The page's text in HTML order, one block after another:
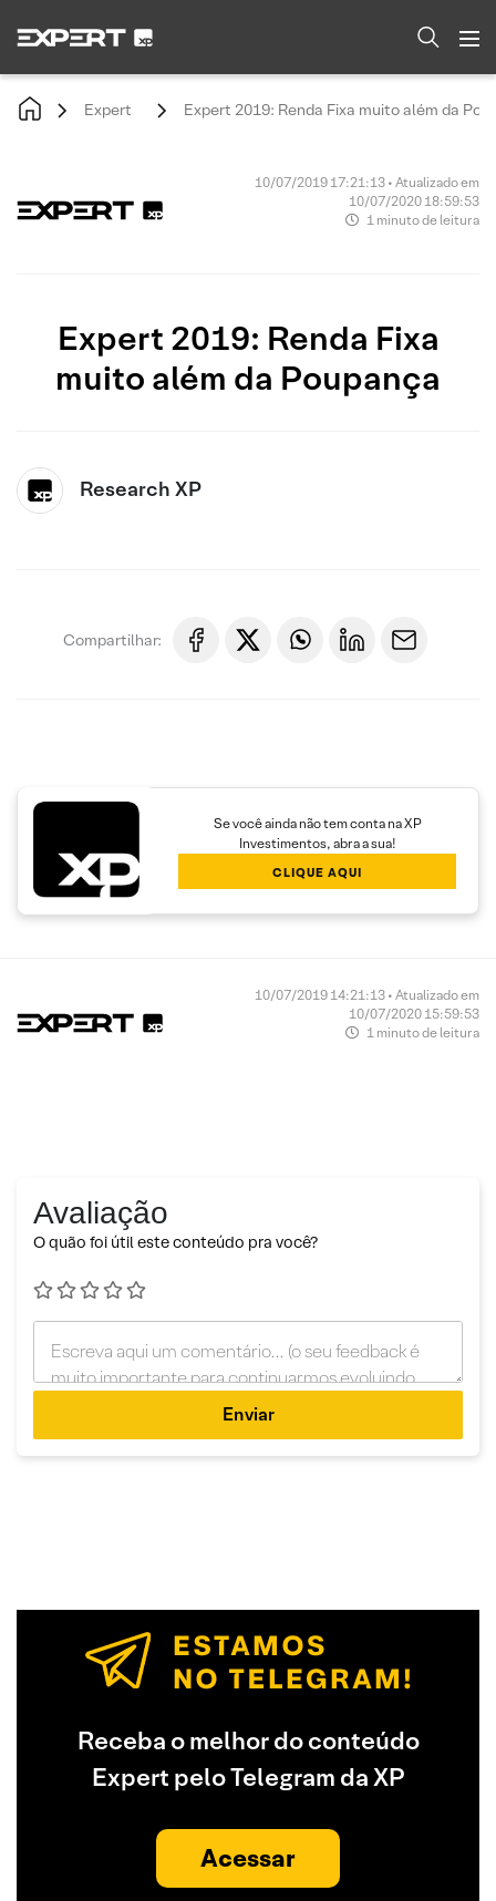
Expert Expert 2019: Renda Fixa muito além da
10/07/2019 17:21:13 • Atualizado em
10/07/2020 18:59:53
1 minuto de leitura
Expert 2019: Renda Fixa
muito além da Poupança
Research XP
Compartilhar:
Se você ainda não tem conta na XP
Investimentos, abra a sua!
CLIQUE AQUI
10/07/2019 14:21:13 • Atualizado em
10/07/2020 15:59:53
1 minuto de leitura
Avaliação
O quão foi útil este conteúdo pra você?
Enviar
Receba o melhor do conteúdo
Expert pelo Telegram da XP
Acessar